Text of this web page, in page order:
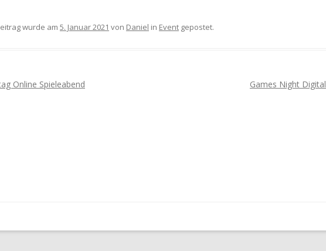
wurde am 5. Januar 2021 von Daniel in Event gepostet.
Online Spieleabend Games Night Digital